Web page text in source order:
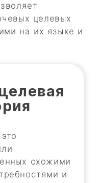
целевых
на их языке и
схожими
и